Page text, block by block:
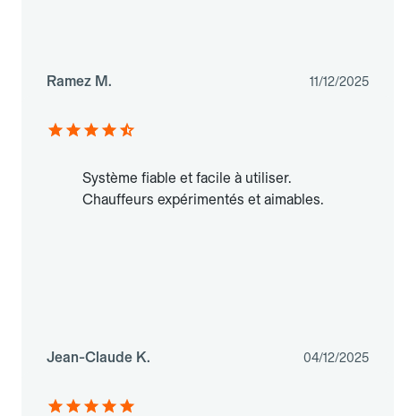
Ramez M. 11/12/2025
Système fiable et facile à utiliser.
Chauffeurs expérimentés et aimables.
Jean-Claude K. 04/12/2025